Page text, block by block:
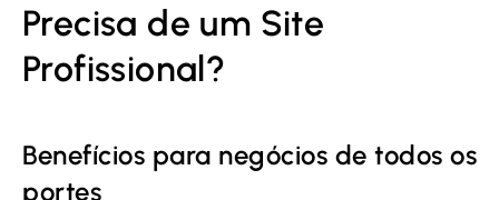
Precisa de um Site
Profissional?
Benefícios para negócios de todos os
portes